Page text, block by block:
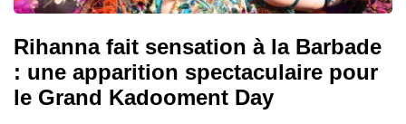
Rihanna fait sensation à la Barbade
: une apparition spectaculaire pour
le Grand Kadooment Day